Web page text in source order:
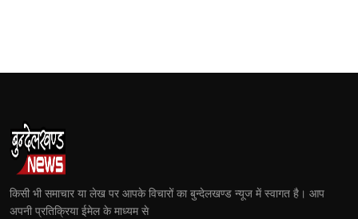
किसी भी समाचार या लेख पर आपके विचारों का बुन्देलखण्ड न्यूज में स्वागत है। आप
अपनी प्रतिक्रिया ईमेल के माध्यम से